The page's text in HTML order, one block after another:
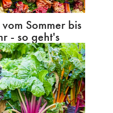
Sommer bis
- so geht's